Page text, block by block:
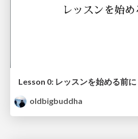
Lesson 0: レッスンを始める前に
oldbigbuddha